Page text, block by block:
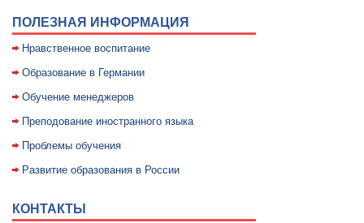
ПОЛЕЗНАЯ ИНФОРМАЦИЯ
Нравственное воспитание
Образование в Германии
Обучение менеджеров
Преподование иностранного языка
Проблемы обучения
Развитие образования в России
КОНТАКТЫ